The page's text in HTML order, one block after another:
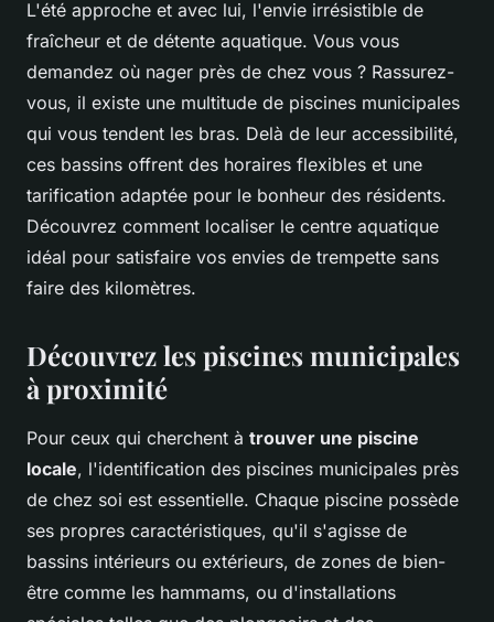
L'été approche et avec lui, l'envie irrésistible de
fraîcheur et de détente aquatique. Vous vous
demandez où nager près de chez vous ? Rassurez-
vous, il existe une multitude de piscines municipales
qui vous tendent les bras. Delà de leur accessibilité,
ces bassins offrent des horaires flexibles et une
tarification adaptée pour le bonheur des résidents.
Découvrez comment localiser le centre aquatique
idéal pour satisfaire vos envies de trempette sans
faire des kilomètres.
Découvrez les piscines municipales
à proximité
Pour ceux qui cherchent à trouver une piscine
locale, l'identification des piscines municipales près
de chez soi est essentielle. Chaque piscine possède
ses propres caractéristiques, qu'il s'agisse de
bassins intérieurs ou extérieurs, de zones de bien-
être comme les hammams, ou d'installations